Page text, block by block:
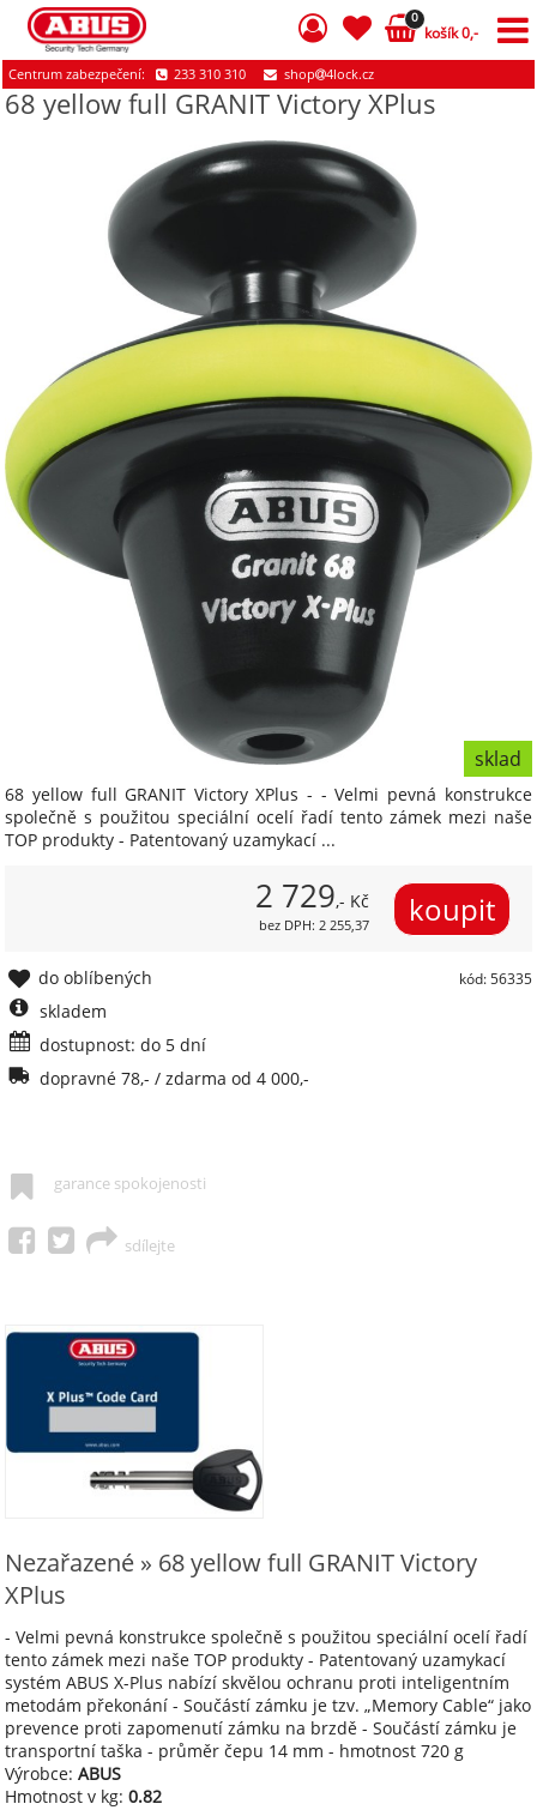
68 yellow full GRANIT Victory XPlus
68 yellow full GRANIT Victory XPlus - - Velmi pevná konstrukce
společně s použitou speciální ocelí řadí tento zámek mezi naše
TOP produkty - Patentovaný uzamykací ...
sklad
2 729,- Kč
bez DPH: 2 255,37
kód: 56335
do oblíbených
skladem
dostupnost: do 5 dní
dopravné 78,- / zdarma od 4 000,-
garance spokojenosti
sdílejte
Nezařazené » 68 yellow full GRANIT Victory
XPlus
- Velmi pevná konstrukce společně s použitou speciální ocelí řadí
tento zámek mezi naše TOP produkty - Patentovaný uzamykací
systém ABUS X-Plus nabízí skvělou ochranu proti inteligentním
metodám překonání - Součástí zámku je tzv. „Memory Cable“ jako
prevence proti zapomenutí zámku na brzdě - Součástí zámku je
transportní taška - průměr čepu 14 mm - hmotnost 720 g
Výrobce:ABUS
Hmotnost v kg:0.82
0
košík 0,-
Centrum zabezpečení: 233 310 310 shop 4lock.cz